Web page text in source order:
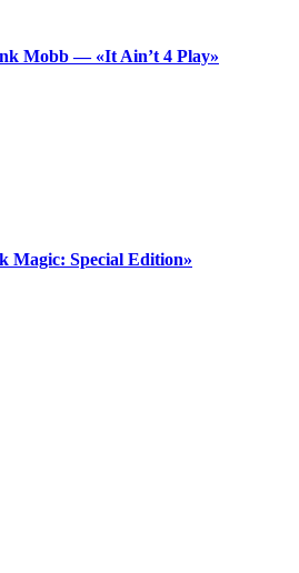
Mobb — «It Ain’t 4 Play»
Magic: Special Edition»